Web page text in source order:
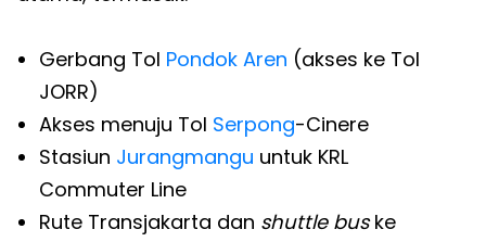
Gerbang Tol Pondok Aren (akses ke Tol
JORR)
Akses menuju Tol Serpong-Cinere
Stasiun Jurangmangu untuk KRL
Commuter Line
Rute Transjakarta dan shuttle buske